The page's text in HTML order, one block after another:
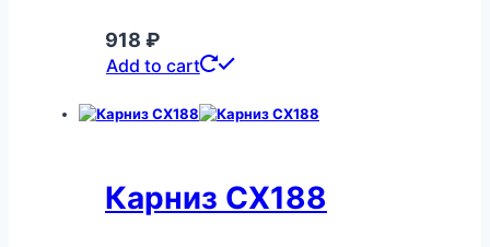
918 ₽
Add to cart
Карниз CX188